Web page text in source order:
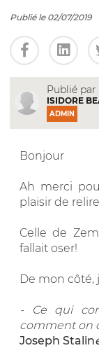
Publié le 02/07/2019
Publié par
ISIDORE
ADMIN
Bonjour
Ah merci
plaisir de
Celle de
fallait oser!
De mon côté,
-
Ce qui
comment on
Joseph Stalin